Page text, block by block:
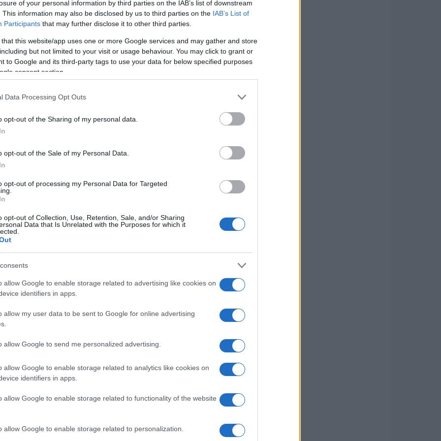
of your personal information by third parties on the IAB’s list of downstream
This information may also be disclosed by us to third parties on the IAB’s List of
Participants that may further disclose it to other third parties.
that this website/app uses one or more Google services and may gather and store
but not limited to your visit or usage behaviour. You may click to grant or
to Google and its third-party tags to use your data for below specified purposes
consent section.
Data Processing Opt Outs
opt-out of the Sharing of my personal data.
opt-out of the Sale of my Personal Data.
opt-out of processing my Personal Data for Targeted
opt-out of Collection, Use, Retention, Sale, and/or Sharing
Data that Is Unrelated with the Purposes for which it
allow Google to enable storage related to advertising like cookies on
identifiers in apps.
allow my user data to be sent to Google for online advertising
allow Google to send me personalized advertising.
allow Google to enable storage related to analytics like cookies on
identifiers in apps.
allow Google to enable storage related to functionality of the website
allow Google to enable storage related to personalization.
le nostre città a questa sfida?
in Italia
, ho avuto modo di osservare come eventi di
influenzare l’economia locale e nazionale.
nel 2006: hanno insegnato che una
mirato nelle infrastrutture possono portare a
Chi lavora nel settore sa che la crisi
di una gestione prudente delle risorse.
con una
ha l’opportunità di mostrare al mondo
la sua resilienza economica. Ti sei mai
esperienze passate?
e delle infrastrutture
per ospitare i giochi sono in pieno